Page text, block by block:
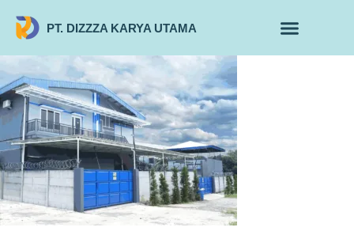
PT. DIZZZA KARYA UTAMA